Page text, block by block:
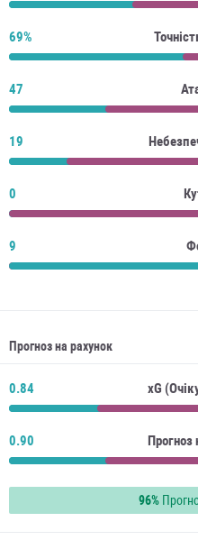
69%
47
19
0
9
Прогноз на рахунок
0.84 xG
0.90 Прогноз
96%